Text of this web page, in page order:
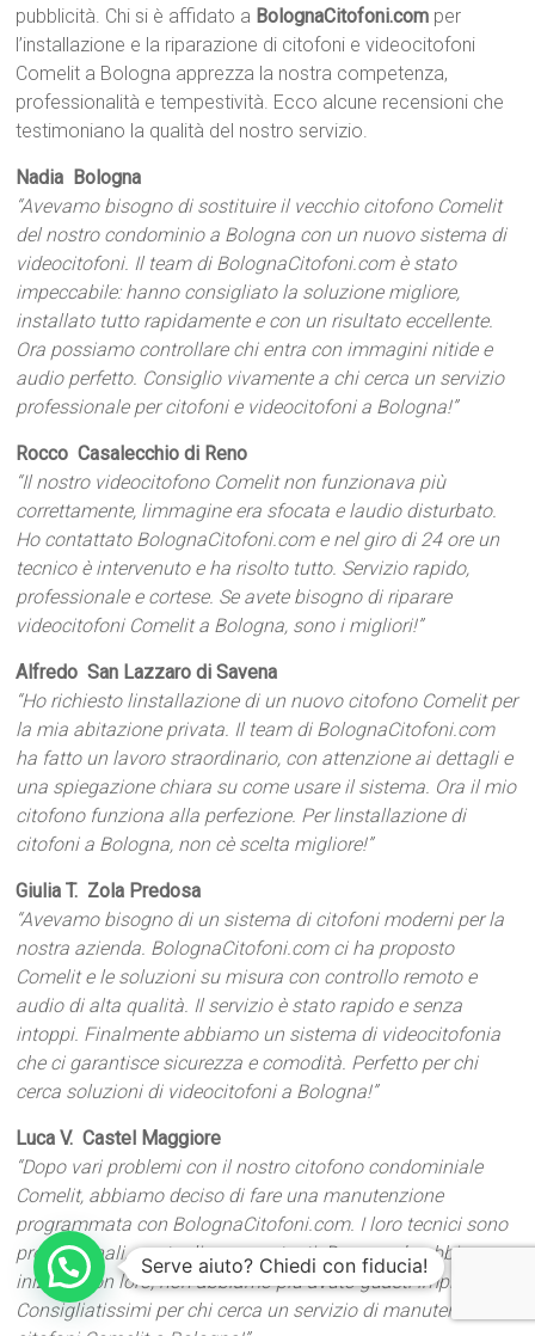
pubblicità. Chi si è affidato a BolognaCitofoni.com per
l’installazione e la riparazione di citofoni e videocitofoni
Comelit a Bologna apprezza la nostra competenza,
professionalità e tempestività. Ecco alcune recensioni che
testimoniano la qualità del nostro servizio.
Nadia  Bologna
“Avevamo bisogno di sostituire il vecchio citofono Comelit
del nostro condominio a Bologna con un nuovo sistema di
videocitofoni. Il team di BolognaCitofoni.com è stato
impeccabile: hanno consigliato la soluzione migliore,
installato tutto rapidamente e con un risultato eccellente.
Ora possiamo controllare chi entra con immagini nitide e
audio perfetto. Consiglio vivamente a chi cerca un servizio
professionale per citofoni e videocitofoni a Bologna!”
Rocco  Casalecchio di Reno
“Il nostro videocitofono Comelit non funzionava più
correttamente, limmagine era sfocata e laudio disturbato.
Ho contattato BolognaCitofoni.com e nel giro di 24 ore un
tecnico è intervenuto e ha risolto tutto. Servizio rapido,
professionale e cortese. Se avete bisogno di riparare
videocitofoni Comelit a Bologna, sono i migliori!”
Alfredo  San Lazzaro di Savena
“Ho richiesto linstallazione di un nuovo citofono Comelit per
la mia abitazione privata. Il team di BolognaCitofoni.com
ha fatto un lavoro straordinario, con attenzione ai dettagli e
una spiegazione chiara su come usare il sistema. Ora il mio
citofono funziona alla perfezione. Per linstallazione di
citofoni a Bologna, non cè scelta migliore!”
Giulia T.  Zola Predosa
“Avevamo bisogno di un sistema di citofoni moderni per la
nostra azienda. BolognaCitofoni.com ci ha proposto
Comelit e le soluzioni su misura con controllo remoto e
audio di alta qualità. Il servizio è stato rapido e senza
intoppi. Finalmente abbiamo un sistema di videocitofonia
che ci garantisce sicurezza e comodità. Perfetto per chi
cerca soluzioni di videocitofoni a Bologna!”
Luca V.  Castel Maggiore
“Dopo vari problemi con il nostro citofono condominiale
Comelit, abbiamo deciso di fare una manutenzione
programmata con BolognaCitofoni.com. I loro tecnici sono
professionali, puntuali e competenti. Da quando abbiamo
iniziato con loro, non abbiamo più avuto guasti improvvisi.
Consigliatissimi per chi cerca un servizio di manutenzione
Serve aiuto? Chiedi con fiducia!